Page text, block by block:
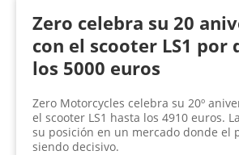
Zero celebra su 20
con el scooter LS1 por
los 5000 euros
Zero Motorcycles celebra su 20º
el scooter LS1 hasta los 4910 euros.
su posición en un mercado donde el
siendo decisivo.